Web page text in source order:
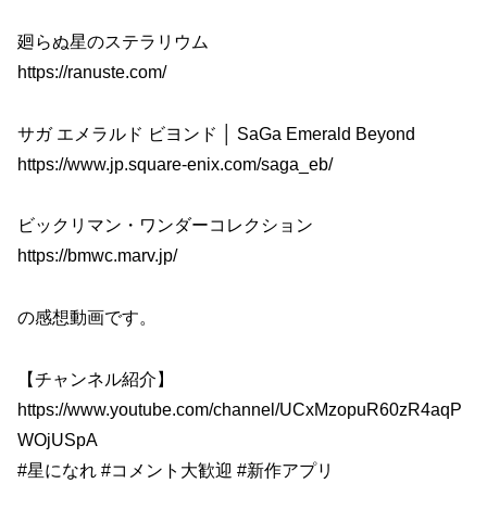
廻らぬ星のステラリウム
https://ranuste.com/
サガ エメラルド ビヨンド │ SaGa Emerald Beyond
https://www.jp.square-enix.com/saga_eb/
ビックリマン・ワンダーコレクション
https://bmwc.marv.jp/
の感想動画です。
【チャンネル紹介】
https://www.youtube.com/channel/UCxMzopuR60zR4aqP
WOjUSpA
#星になれ #コメント大歓迎 #新作アプリ